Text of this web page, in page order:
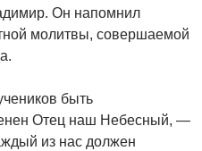
Он напомнил
молитвы, совершаемой
быть
Отец наш Небесный, —
из нас должен